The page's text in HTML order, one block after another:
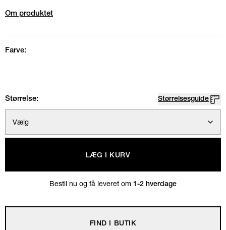
Om produktet
Farve:
Størrelse: Størrelsesguide
Vælg
LÆG I KURV
Bestil nu og få leveret om 1-2 hverdage
FIND I BUTIK